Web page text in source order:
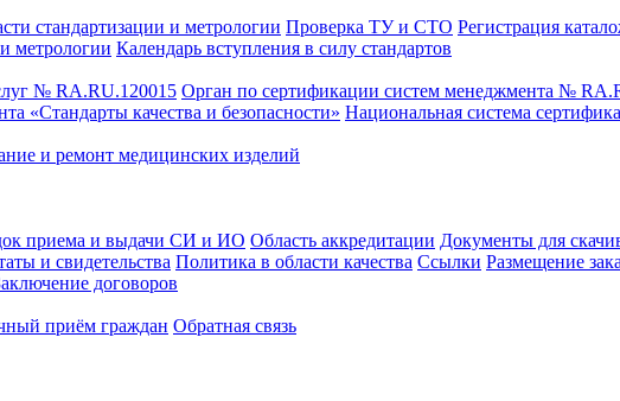
стандартизации и метрологии Проверка ТУ и СТО Регистрация
метрологии Календарь вступления в силу стандартов
№ RA.RU.120015 Орган по сертификации систем менеджмента №
«Стандарты качества и безопасности» Национальная система
и ремонт медицинских изделий
приема и выдачи СИ и ИО Область аккредитации Документы для
и свидетельства Политика в области качества Ссылки Размещение
договоров
приём граждан Обратная связь